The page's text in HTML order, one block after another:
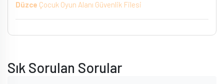
Düzce Çocuk Oyun Alanı Güvenlik Filesi
Sık Sorulan Sorular